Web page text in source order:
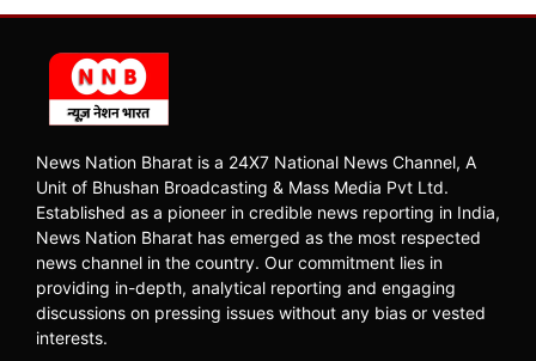
News Nation Bharat is a 24X7 National News Channel, A
Unit of Bhushan Broadcasting & Mass Media Pvt Ltd.
Established as a pioneer in credible news reporting in India,
News Nation Bharat has emerged as the most respected
news channel in the country. Our commitment lies in
providing in-depth, analytical reporting and engaging
discussions on pressing issues without any bias or vested
interests.